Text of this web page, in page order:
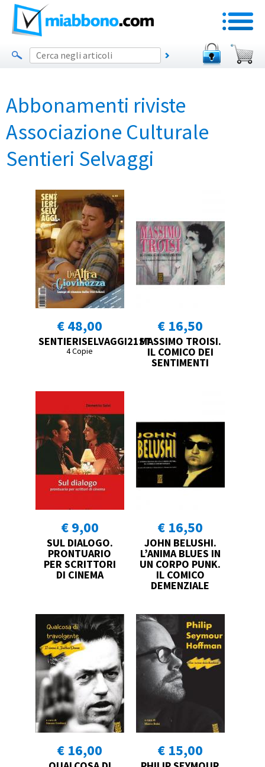
Abbonamenti riviste
Associazione Culturale
Sentieri Selvaggi
€ 48,00
SENTIERISELVAGGI21ST
4 Copie
€ 16,50
MASSIMO TROISI.
IL COMICO DEI
SENTIMENTI
€ 9,00
SUL DIALOGO.
PRONTUARIO
PER SCRITTORI
DI CINEMA
€ 16,50
JOHN BELUSHI.
L’ANIMA BLUES IN
UN CORPO PUNK.
IL COMICO
DEMENZIALE
€ 16,00 € 15,00